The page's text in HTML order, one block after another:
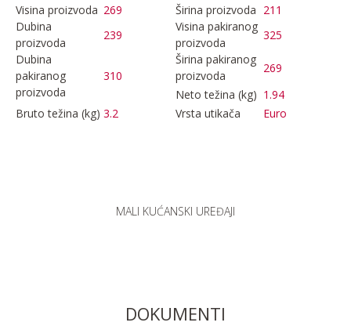
Visina proizvoda 269 Širina proizvoda 211
Dubina
proizvoda
239
Visina pakiranog
proizvoda
325
Dubina
pakiranog
proizvoda
310
Širina pakiranog
proizvoda
269
Neto težina (kg) 1.94
Bruto težina (kg) 3.2 Vrsta utikača Euro
MALI KUĆANSKI UREĐAJI
DOKUMENTI